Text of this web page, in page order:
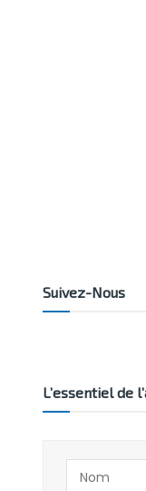
Suivez-Nous
L’essentiel de